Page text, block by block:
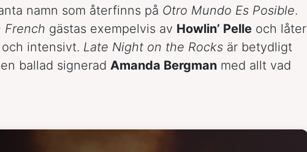
namn som återfinns på Otro Mundo Es Posible.
French gästas exempelvis av Howlin’ Pelle och låter
intensivt. Late Night on the Rocks är betydligt
ballad signerad Amanda Bergman med allt vad